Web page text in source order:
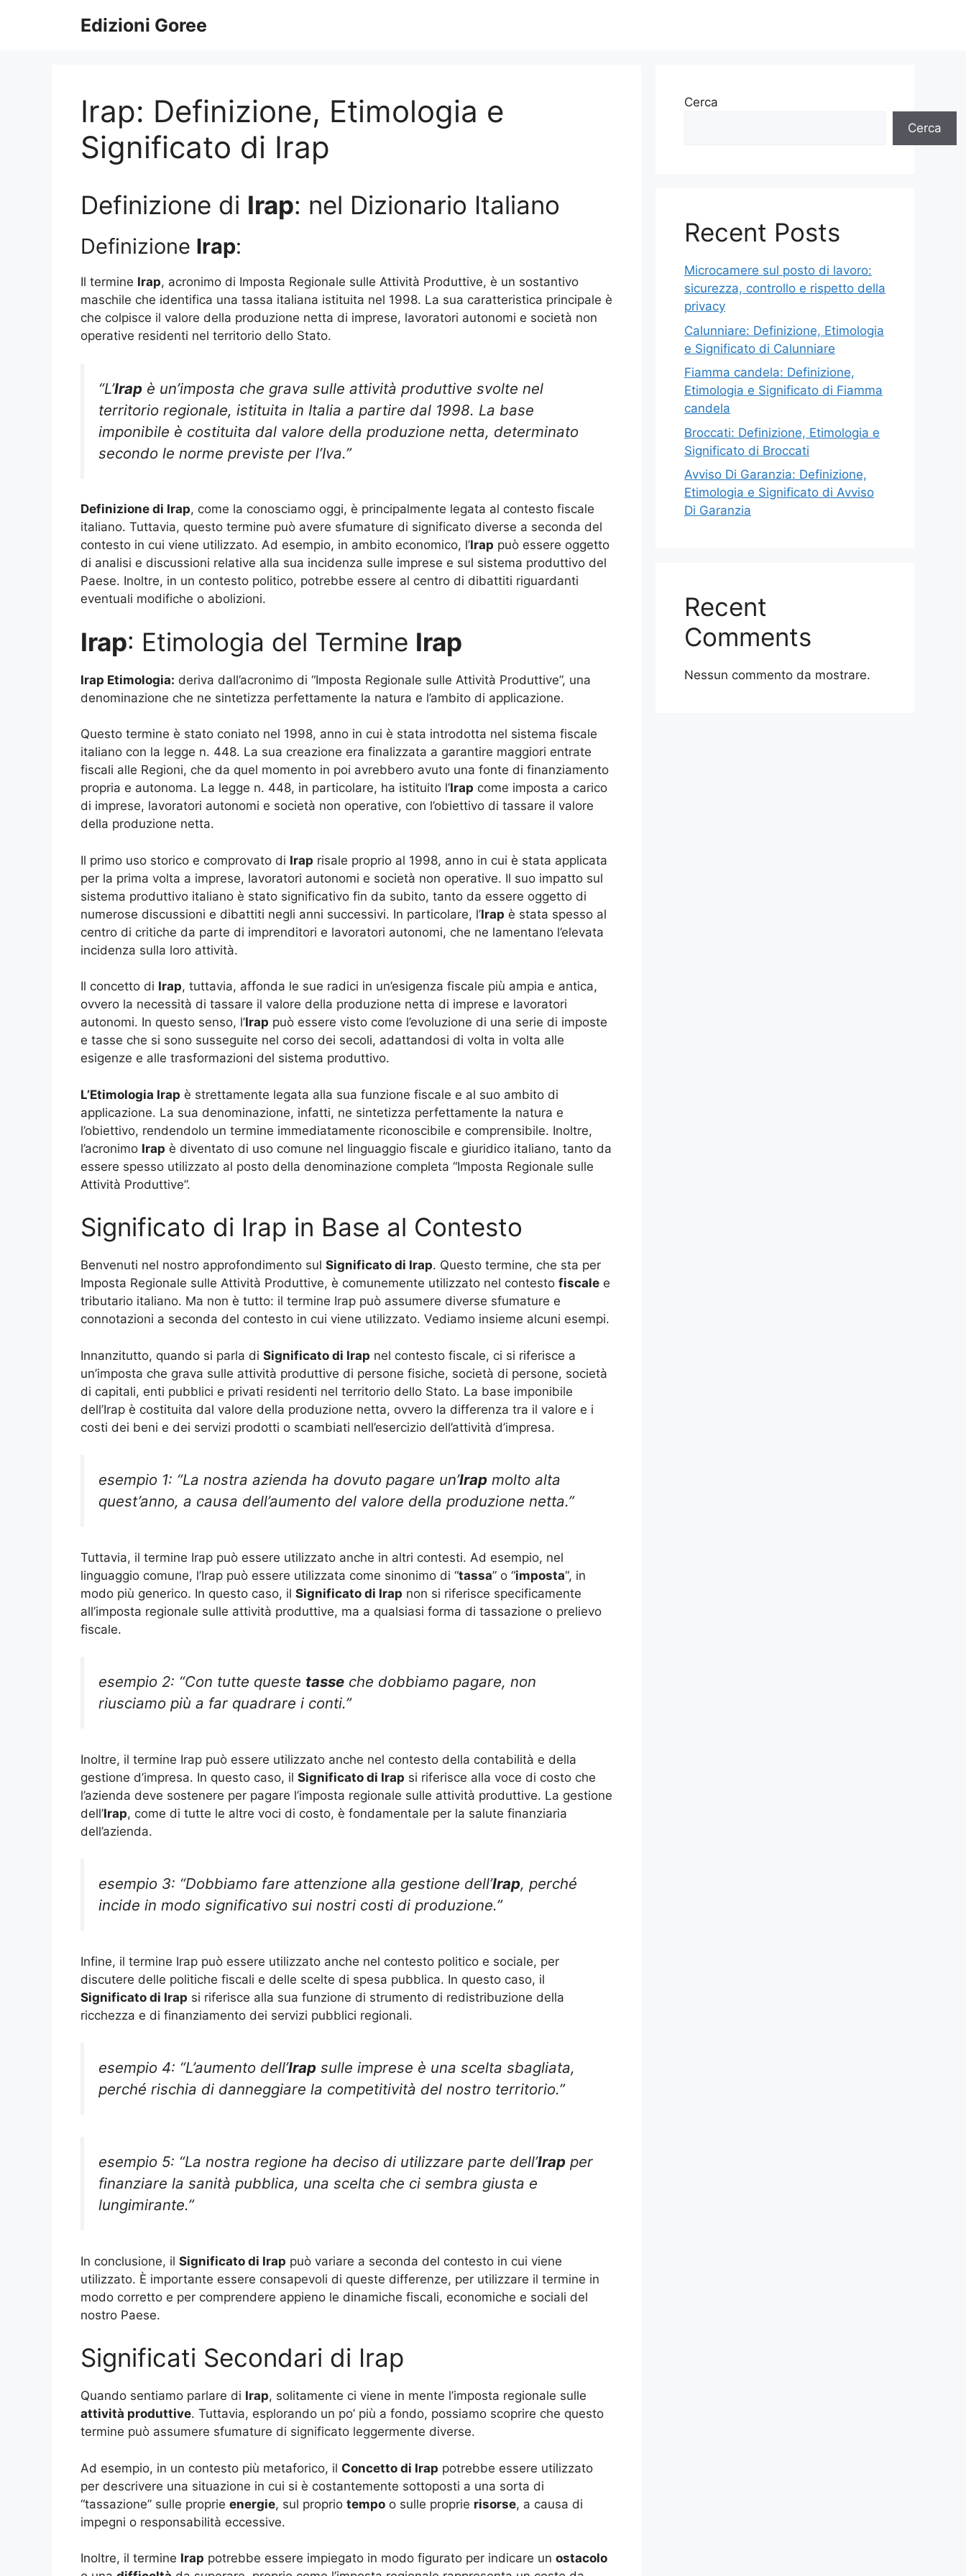
Edizioni Goree
Irap: Definizione, Etimologia e
Significato di Irap
Definizione di Irap: nel Dizionario Italiano
Definizione Irap:
Il termine Irap, acronimo di Imposta Regionale sulle Attività Produttive, è un sostantivo
maschile che identifica una tassa italiana istituita nel 1998. La sua caratteristica principale è
che colpisce il valore della produzione netta di imprese, lavoratori autonomi e società non
operative residenti nel territorio dello Stato.
“L’Irap è un’imposta che grava sulle attività produttive svolte nel
territorio regionale, istituita in Italia a partire dal 1998. La base
imponibile è costituita dal valore della produzione netta, determinato
secondo le norme previste per l’Iva.”
Definizione di Irap, come la conosciamo oggi, è principalmente legata al contesto fiscale
italiano. Tuttavia, questo termine può avere sfumature di significato diverse a seconda del
contesto in cui viene utilizzato. Ad esempio, in ambito economico, l’Irap può essere oggetto
di analisi e discussioni relative alla sua incidenza sulle imprese e sul sistema produttivo del
Paese. Inoltre, in un contesto politico, potrebbe essere al centro di dibattiti riguardanti
eventuali modifiche o abolizioni.
Irap: Etimologia del Termine Irap
Irap Etimologia: deriva dall’acronimo di “Imposta Regionale sulle Attività Produttive”, una
denominazione che ne sintetizza perfettamente la natura e l’ambito di applicazione.
Questo termine è stato coniato nel 1998, anno in cui è stata introdotta nel sistema fiscale
italiano con la legge n. 448. La sua creazione era finalizzata a garantire maggiori entrate
fiscali alle Regioni, che da quel momento in poi avrebbero avuto una fonte di finanziamento
propria e autonoma. La legge n. 448, in particolare, ha istituito l’Irap come imposta a carico
di imprese, lavoratori autonomi e società non operative, con l’obiettivo di tassare il valore
della produzione netta.
Il primo uso storico e comprovato di Irap risale proprio al 1998, anno in cui è stata applicata
per la prima volta a imprese, lavoratori autonomi e società non operative. Il suo impatto sul
sistema produttivo italiano è stato significativo fin da subito, tanto da essere oggetto di
numerose discussioni e dibattiti negli anni successivi. In particolare, l’Irap è stata spesso al
centro di critiche da parte di imprenditori e lavoratori autonomi, che ne lamentano l’elevata
incidenza sulla loro attività.
Il concetto di Irap, tuttavia, affonda le sue radici in un’esigenza fiscale più ampia e antica,
ovvero la necessità di tassare il valore della produzione netta di imprese e lavoratori
autonomi. In questo senso, l’Irap può essere visto come l’evoluzione di una serie di imposte
e tasse che si sono susseguite nel corso dei secoli, adattandosi di volta in volta alle
esigenze e alle trasformazioni del sistema produttivo.
L’Etimologia Irap è strettamente legata alla sua funzione fiscale e al suo ambito di
applicazione. La sua denominazione, infatti, ne sintetizza perfettamente la natura e
l’obiettivo, rendendolo un termine immediatamente riconoscibile e comprensibile. Inoltre,
l’acronimo Irap è diventato di uso comune nel linguaggio fiscale e giuridico italiano, tanto da
essere spesso utilizzato al posto della denominazione completa “Imposta Regionale sulle
Attività Produttive”.
Significato di Irap in Base al Contesto
Benvenuti nel nostro approfondimento sul Significato di Irap. Questo termine, che sta per
Imposta Regionale sulle Attività Produttive, è comunemente utilizzato nel contesto fiscale e
tributario italiano. Ma non è tutto: il termine Irap può assumere diverse sfumature e
connotazioni a seconda del contesto in cui viene utilizzato. Vediamo insieme alcuni esempi.
Innanzitutto, quando si parla di Significato di Irap nel contesto fiscale, ci si riferisce a
un’imposta che grava sulle attività produttive di persone fisiche, società di persone, società
di capitali, enti pubblici e privati residenti nel territorio dello Stato. La base imponibile
dell’Irap è costituita dal valore della produzione netta, ovvero la differenza tra il valore e i
costi dei beni e dei servizi prodotti o scambiati nell’esercizio dell’attività d’impresa.
esempio 1: “La nostra azienda ha dovuto pagare un’Irap molto alta
quest’anno, a causa dell’aumento del valore della produzione netta.”
Tuttavia, il termine Irap può essere utilizzato anche in altri contesti. Ad esempio, nel
linguaggio comune, l’Irap può essere utilizzata come sinonimo di “tassa” o “imposta“, in
modo più generico. In questo caso, il Significato di Irap non si riferisce specificamente
all’imposta regionale sulle attività produttive, ma a qualsiasi forma di tassazione o prelievo
fiscale.
esempio 2: “Con tutte queste tasse che dobbiamo pagare, non
riusciamo più a far quadrare i conti.”
Inoltre, il termine Irap può essere utilizzato anche nel contesto della contabilità e della
gestione d’impresa. In questo caso, il Significato di Irap si riferisce alla voce di costo che
l’azienda deve sostenere per pagare l’imposta regionale sulle attività produttive. La gestione
dell’Irap, come di tutte le altre voci di costo, è fondamentale per la salute finanziaria
dell’azienda.
esempio 3: “Dobbiamo fare attenzione alla gestione dell’Irap, perché
incide in modo significativo sui nostri costi di produzione.”
Infine, il termine Irap può essere utilizzato anche nel contesto politico e sociale, per
discutere delle politiche fiscali e delle scelte di spesa pubblica. In questo caso, il
Significato di Irap si riferisce alla sua funzione di strumento di redistribuzione della
ricchezza e di finanziamento dei servizi pubblici regionali.
esempio 4: “L’aumento dell’Irap sulle imprese è una scelta sbagliata,
perché rischia di danneggiare la competitività del nostro territorio.”
esempio 5: “La nostra regione ha deciso di utilizzare parte dell’Irap per
finanziare la sanità pubblica, una scelta che ci sembra giusta e
lungimirante.”
In conclusione, il Significato di Irap può variare a seconda del contesto in cui viene
utilizzato. È importante essere consapevoli di queste differenze, per utilizzare il termine in
modo corretto e per comprendere appieno le dinamiche fiscali, economiche e sociali del
nostro Paese.
Significati Secondari di Irap
Quando sentiamo parlare di Irap, solitamente ci viene in mente l’imposta regionale sulle
attività produttive. Tuttavia, esplorando un po’ più a fondo, possiamo scoprire che questo
termine può assumere sfumature di significato leggermente diverse.
Ad esempio, in un contesto più metaforico, il Concetto di Irap potrebbe essere utilizzato
per descrivere una situazione in cui si è costantemente sottoposti a una sorta di
“tassazione” sulle proprie energie, sul proprio tempo o sulle proprie risorse, a causa di
impegni o responsabilità eccessive.
Inoltre, il termine Irap potrebbe essere impiegato in modo figurato per indicare un ostacolo
Cerca
Cerca
Recent Posts
Microcamere sul posto di lavoro:
sicurezza, controllo e rispetto della
privacy
Calunniare: Definizione, Etimologia
e Significato di Calunniare
Fiamma candela: Definizione,
Etimologia e Significato di Fiamma
candela
Broccati: Definizione, Etimologia e
Significato di Broccati
Avviso Di Garanzia: Definizione,
Etimologia e Significato di Avviso
Di Garanzia
Recent
Comments
Nessun commento da mostrare.